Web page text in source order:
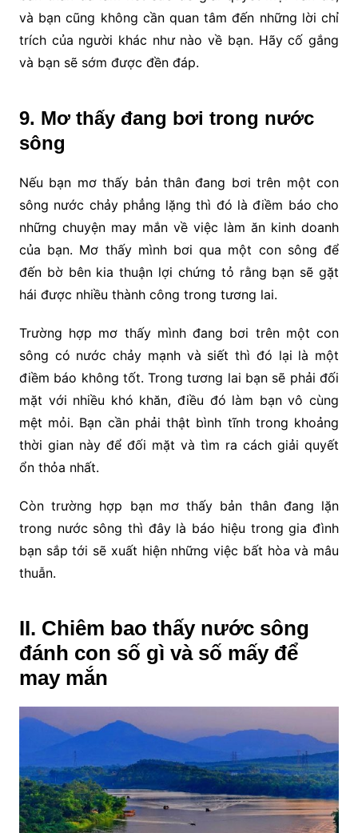
và bạn cũng không cần quan tâm đến những lời chỉ
trích của người khác như nào về bạn. Hãy cố gắng
và bạn sẽ sớm được đền đáp.
9. Mơ thấy đang bơi trong nước
sông
Nếu bạn mơ thấy bản thân đang bơi trên một con
sông nước chảy phẳng lặng thì đó là điềm báo cho
những chuyện may mắn về việc làm ăn kinh doanh
của bạn. Mơ thấy mình bơi qua một con sông để
đến bờ bên kia thuận lợi chứng tỏ rằng bạn sẽ gặt
hái được nhiều thành công trong tương lai.
Trường hợp mơ thấy mình đang bơi trên một con
sông có nước chảy mạnh và siết thì đó lại là một
điềm báo không tốt. Trong tương lai bạn sẽ phải đối
mặt với nhiều khó khăn, điều đó làm bạn vô cùng
mệt mỏi. Bạn cần phải thật bình tĩnh trong khoảng
thời gian này để đối mặt và tìm ra cách giải quyết
ổn thỏa nhất.
Còn trường hợp bạn mơ thấy bản thân đang lặn
trong nước sông thì đây là báo hiệu trong gia đình
bạn sắp tới sẽ xuất hiện những việc bất hòa và mâu
thuẫn.
II. Chiêm bao thấy nước sông
đánh con số gì và số mấy để
may mắn